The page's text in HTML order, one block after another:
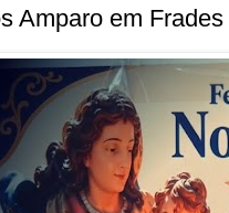
Amparo em Frades